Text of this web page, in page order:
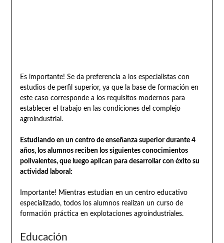
Es importante! Se da preferencia a los especialistas con
estudios de perfil superior, ya que la base de formación en
este caso corresponde a los requisitos modernos para
establecer el trabajo en las condiciones del complejo
agroindustrial.
Estudiando en un centro de enseñanza superior durante 4
años, los alumnos reciben los siguientes conocimientos
polivalentes, que luego aplican para desarrollar con éxito su
actividad laboral:
Importante! Mientras estudian en un centro educativo
especializado, todos los alumnos realizan un curso de
formación práctica en explotaciones agroindustriales.
Educación